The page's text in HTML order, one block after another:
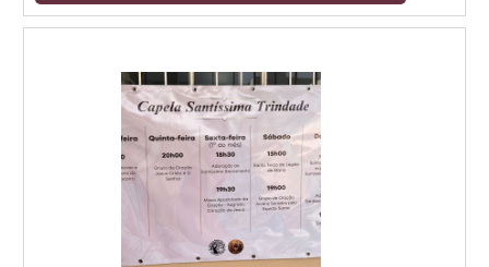
processos de qualidade, com matéria prima
tecnologia de ponta. Uma fornecedora de
displays é muito procurada por empresas de
diversos segmentos para as mais diversas
aplicações, tais como: s....